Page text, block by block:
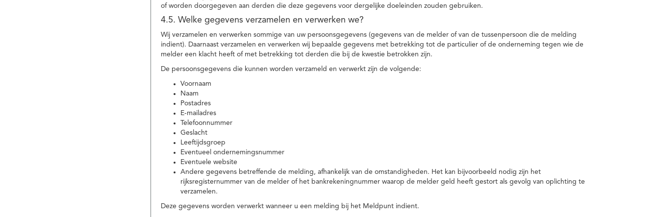
of worden doorgegeven aan derden die deze gegevens voor dergelijke doeleinden zouden gebruiken.
4.5. Welke gegevens verzamelen en verwerken we?
Wij verzamelen en verwerken sommige van uw persoonsgegevens (gegevens van de melder of van de tussenpersoon die de melding
indient). Daarnaast verzamelen en verwerken wij bepaalde gegevens met betrekking tot de particulier of de onderneming tegen wie de
melder een klacht heeft of met betrekking tot derden die bij de kwestie betrokken zijn.
De persoonsgegevens die kunnen worden verzameld en verwerkt zijn de volgende:
Voornaam
Naam
Postadres
E-mailadres
Telefoonnummer
Geslacht
Leeftijdsgroep
Eventueel ondernemingsnummer
Eventuele website
Andere gegevens betreffende de melding, afhankelijk van de omstandigheden. Het kan bijvoorbeeld nodig zijn het
rijksregisternummer van de melder of het bankrekeningnummer waarop de melder geld heeft gestort als gevolg van oplichting te
verzamelen.
Deze gegevens worden verwerkt wanneer u een melding bij het Meldpunt indient.